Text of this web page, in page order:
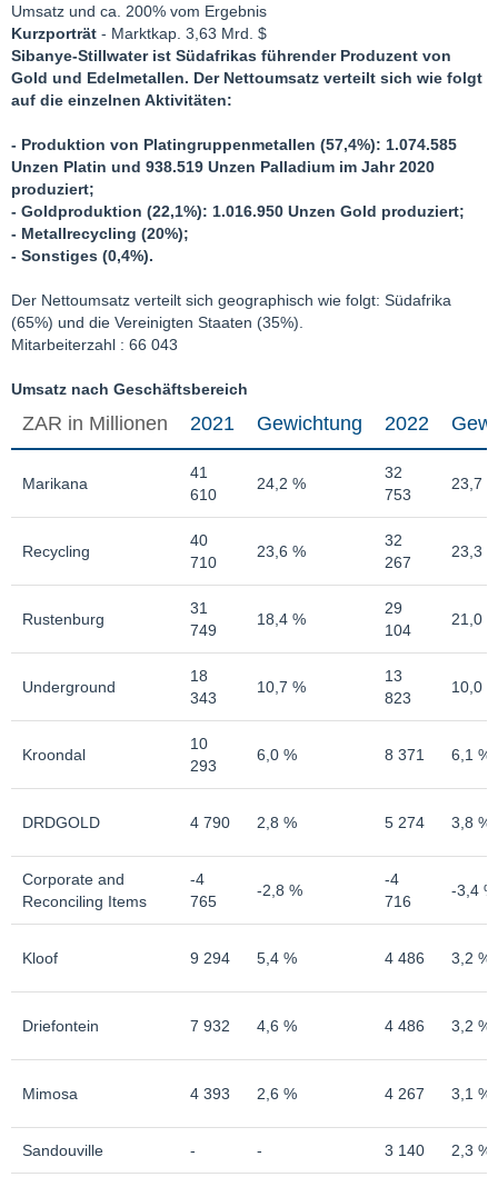
Umsatz und ca. 200% vom Ergebnis
Kurzporträt - Marktkap. 3,63 Mrd. $
Sibanye-Stillwater ist Südafrikas führender Produzent von
Gold und Edelmetallen. Der Nettoumsatz verteilt sich wie folgt
auf die einzelnen Aktivitäten:
- Produktion von Platingruppenmetallen (57,4%): 1.074.585
Unzen Platin und 938.519 Unzen Palladium im Jahr 2020
produziert;
- Goldproduktion (22,1%): 1.016.950 Unzen Gold produziert;
- Metallrecycling (20%);
- Sonstiges (0,4%).
Der Nettoumsatz verteilt sich geographisch wie folgt: Südafrika
(65%) und die Vereinigten Staaten (35%).
Mitarbeiterzahl : 66 043
Umsatz nach Geschäftsbereich
ZAR in Millionen 2021 Gewichtung 2022
Marikana
41
610
24,2 %
32
753
23,7
Recycling
40
710
23,6 %
32
267
23,3
Rustenburg
31
749
18,4 %
29
104
21,0
Underground
18
343
10,7 %
13
823
10,0
Kroondal
10
293
6,0 % 8 371 6,1 %
DRDGOLD 4 790 2,8 % 5 274 3,8 %
Corporate and
Reconciling Items
-4
765
-2,8 %
-4
716
-3,4 %
Kloof 9 294 5,4 % 4 486 3,2 %
Driefontein 7 932 4,6 % 4 486 3,2 %
Mimosa 4 393 2,6 % 4 267 3,1 %
Sandouville - - 3 140 2,3 %